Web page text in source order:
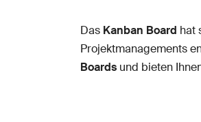
Das Kanban Board hat
Projektmanagements
Boards und bieten